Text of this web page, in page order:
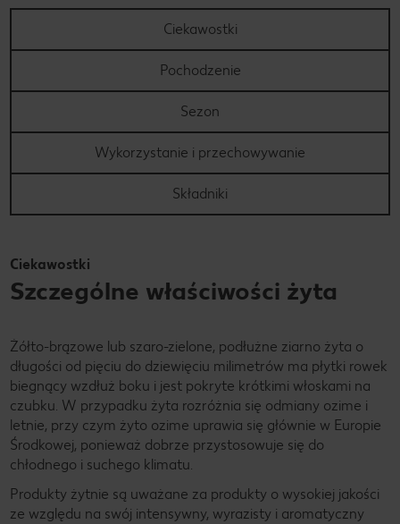
Ciekawostki
Pochodzenie
Sezon
Wykorzystanie i przechowywanie
Składniki
Ciekawostki
Szczególne właściwości żyta
Żółto-brązowe lub szaro-zielone, podłużne ziarno żyta o
długości od pięciu do dziewięciu milimetrów ma płytki rowek
biegnący wzdłuż boku i jest pokryte krótkimi włoskami na
czubku. W przypadku żyta rozróżnia się odmiany ozime i
letnie, przy czym żyto ozime uprawia się głównie w Europie
Środkowej, ponieważ dobrze przystosowuje się do
chłodnego i suchego klimatu.
Produkty żytnie są uważane za produkty o wysokiej jakości
ze względu na swój intensywny, wyrazisty i aromatyczny